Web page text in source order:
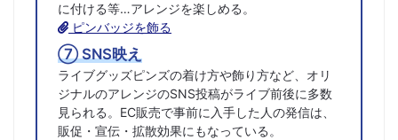
に付ける等…アレンジを楽しめる。
ピンバッジを飾る
⑦ SNS映え
ライブグッズピンズの着け方や飾り方など、オリ
ジナルのアレンジのSNS投稿がライブ前後に多数
見られる。EC販売で事前に入手した人の発信は、
販促・宣伝・拡散効果にもなっている。